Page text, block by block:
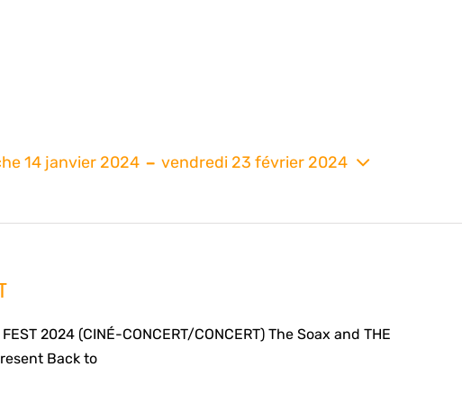
14 janvier 2024 - vendredi 23 février 2024
FEST 2024 (CINÉ-CONCERT/CONCERT) The Soax and THE
Back to